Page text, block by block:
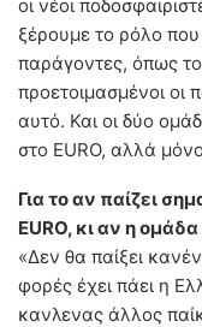
οι νέοι
ξέρουμε το ρόλο που
παράγοντες, όπως
προετοιμασμένοι οι
αυτό. Και οι δύο
στο EURO, αλλά
Για το αν παίζει
EURO, κι αν η
«Δεν θα παίξει
φορές έχει πάει η
κανλενας άλλος